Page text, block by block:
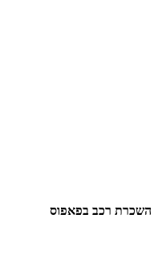
השכרת רכב בפאפוס